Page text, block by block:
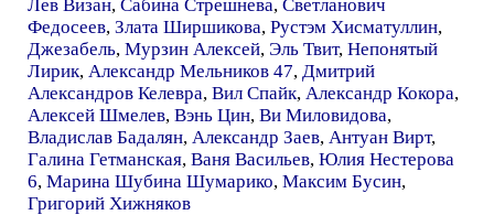
Лев Визан, Сабина Стрешнева, Светланович
Федосеев, Злата Ширшикова, Рустэм Хисматуллин,
Джезабель, Мурзин Алексей, Эль Твит, Непонятый
Лирик, Александр Мельников 47, Дмитрий
Александров Келевра, Вил Спайк, Александр Кокора,
Алексей Шмелев, Вэнь Цин, Ви Миловидова,
Владислав Бадалян, Александр Заев, Антуан Вирт,
Галина Гетманская, Ваня Васильев, Юлия Нестерова
6, Марина Шубина Шумарико, Максим Бусин,
Григорий Хижняков